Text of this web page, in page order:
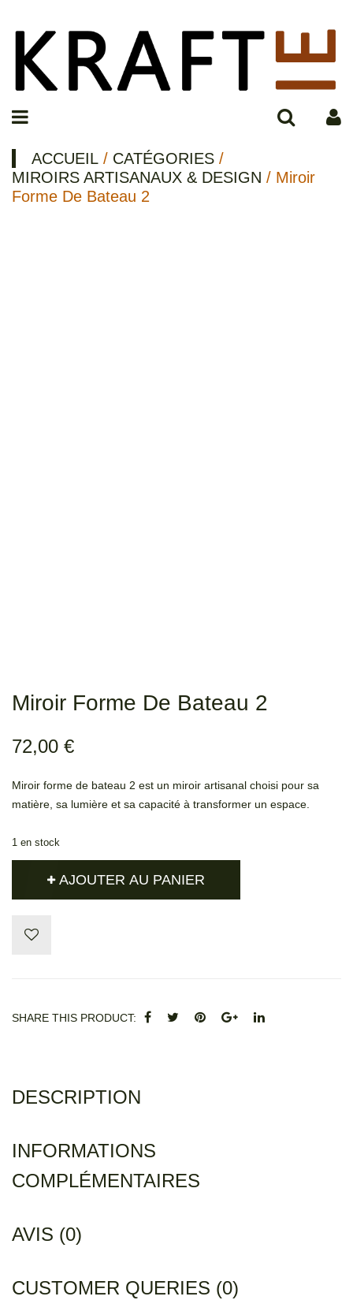
ACCUEIL / CATÉGORIES /
MIROIRS ARTISANAUX & DESIGN / Miroir
Forme De Bateau 2
Miroir Forme De Bateau 2
72,00 €
Miroir forme de bateau 2 est un miroir artisanal choisi pour sa
matière, sa lumière et sa capacité à transformer un espace.
1 en stock
AJOUTER AU PANIER
SHARE THIS PRODUCT
DESCRIPTION
INFORMATIONS
COMPLÉMENTAIRES
AVIS (0)
CUSTOMER QUERIES (0)